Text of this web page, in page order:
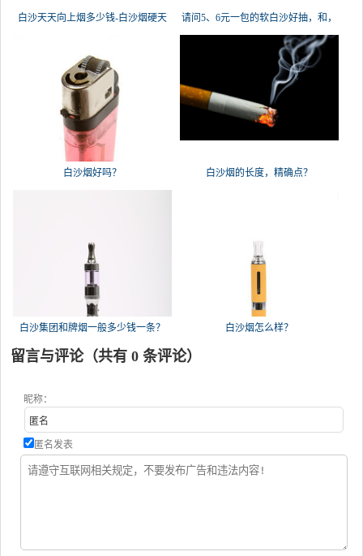
白沙天天向上烟多少钱-白沙烟硬天
请问5、6元一包的软白沙好抽，和，
白沙烟好吗？ 白沙烟的长度，精确点？
白沙集团和牌烟一般多少钱一条？ 白沙烟怎么样？
留言与评论（共有 0 条评论）
昵称：
匿名发表